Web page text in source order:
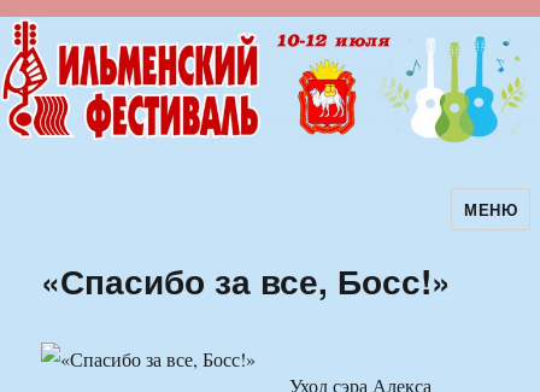
Ильменский фестиваль авторскойМЕНЮ
«Спасибо за все, Босс!»
Уход сэра Алекса